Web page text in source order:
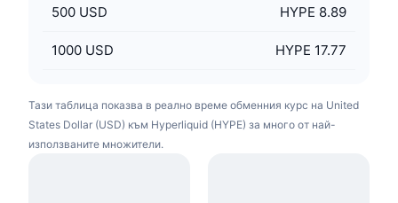
500 USD HYPE 8.89
1000 USD HYPE 17.77
Тази таблица показва в реално време обменния курс на United
States Dollar (USD) към Hyperliquid (HYPE) за много от най-
използваните множители.